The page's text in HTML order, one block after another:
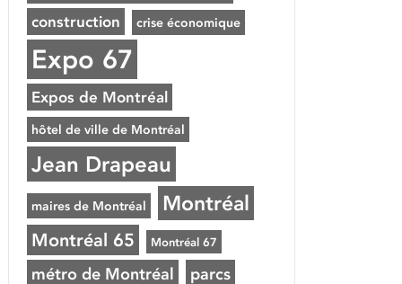
construction crise économique
Expo 67
Expos de Montréal
hôtel de ville de Montréal
Jean Drapeau
maires de Montréal Montréal
Montréal 65 Montréal 67
métro de Montréal parcs